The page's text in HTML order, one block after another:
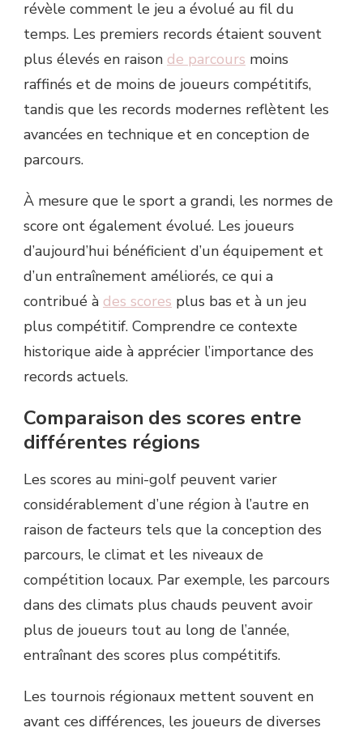
révèle comment le jeu a évolué au fil du
temps. Les premiers records étaient souvent
plus élevés en raison de parcours moins
raffinés et de moins de joueurs compétitifs,
tandis que les records modernes reflètent les
avancées en technique et en conception de
parcours.
À mesure que le sport a grandi, les normes de
score ont également évolué. Les joueurs
d’aujourd’hui bénéficient d’un équipement et
d’un entraînement améliorés, ce qui a
contribué à des scores plus bas et à un jeu
plus compétitif. Comprendre ce contexte
historique aide à apprécier l’importance des
records actuels.
Comparaison des scores entre
différentes régions
Les scores au mini-golf peuvent varier
considérablement d’une région à l’autre en
raison de facteurs tels que la conception des
parcours, le climat et les niveaux de
compétition locaux. Par exemple, les parcours
dans des climats plus chauds peuvent avoir
plus de joueurs tout au long de l’année,
entraînant des scores plus compétitifs.
Les tournois régionaux mettent souvent en
avant ces différences, les joueurs de diverses